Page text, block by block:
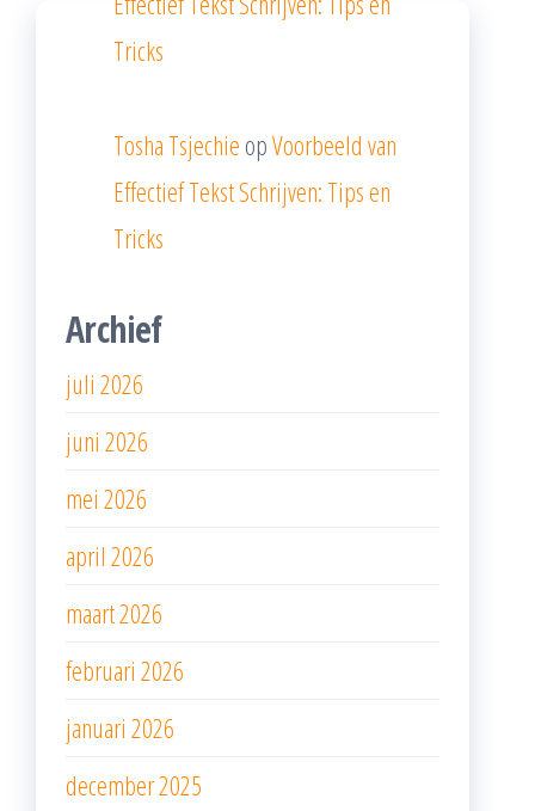
Tricks
Tosha Tsjechie opVoorbeeld van
Effectief Tekst Schrijven: Tips en
Tricks
Archief
juli 2026
juni 2026
mei 2026
april 2026
maart 2026
februari 2026
januari 2026
december 2025